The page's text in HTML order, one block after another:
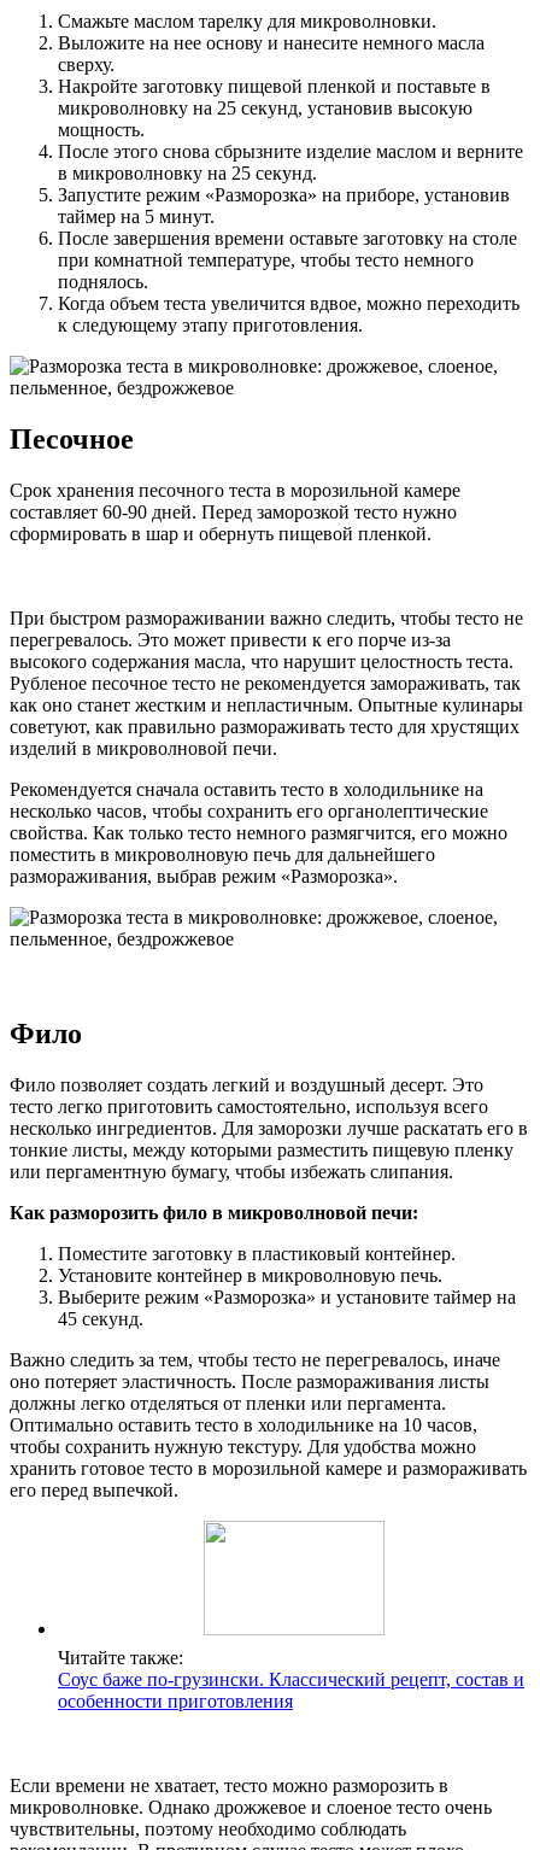
Смажьте маслом тарелку для микроволновки.
Выложите на нее основу и нанесите немного масла
сверху.
Накройте заготовку пищевой пленкой и поставьте в
микроволновку на 25 секунд, установив высокую
мощность.
После этого снова сбрызните изделие маслом и верните
в микроволновку на 25 секунд.
Запустите режим «Разморозка» на приборе, установив
таймер на 5 минут.
После завершения времени оставьте заготовку на столе
при комнатной температуре, чтобы тесто немного
поднялось.
Когда объем теста увеличится вдвое, можно переходить
к следующему этапу приготовления.
Песочное
Срок хранения песочного теста в морозильной камере
составляет 60-90 дней. Перед заморозкой тесто нужно
сформировать в шар и обернуть пищевой пленкой.
При быстром размораживании важно следить, чтобы тесто не
перегревалось. Это может привести к его порче из-за
высокого содержания масла, что нарушит целостность теста.
Рубленое песочное тесто не рекомендуется замораживать, так
как оно станет жестким и непластичным. Опытные кулинары
советуют, как правильно размораживать тесто для хрустящих
изделий в микроволновой печи.
Рекомендуется сначала оставить тесто в холодильнике на
несколько часов, чтобы сохранить его органолептические
свойства. Как только тесто немного размягчится, его можно
поместить в микроволновую печь для дальнейшего
размораживания, выбрав режим «Разморозка».
Фило
Фило позволяет создать легкий и воздушный десерт. Это
тесто легко приготовить самостоятельно, используя всего
несколько ингредиентов. Для заморозки лучше раскатать его в
тонкие листы, между которыми разместить пищевую пленку
или пергаментную бумагу, чтобы избежать слипания.
Как разморозить фило в микроволновой печи:
Поместите заготовку в пластиковый контейнер.
Установите контейнер в микроволновую печь.
Выберите режим «Разморозка» и установите таймер на
45 секунд.
Важно следить за тем, чтобы тесто не перегревалось, иначе
оно потеряет эластичность. После размораживания листы
должны легко отделяться от пленки или пергамента.
Оптимально оставить тесто в холодильнике на 10 часов,
чтобы сохранить нужную текстуру. Для удобства можно
хранить готовое тесто в морозильной камере и размораживать
его перед выпечкой.
Читайте также:
Соус баже по-грузински. Классический рецепт, состав и
особенности приготовления
Если времени не хватает, тесто можно разморозить в
микроволновке. Однако дрожжевое и слоеное тесто очень
чувствительны, поэтому необходимо соблюдать